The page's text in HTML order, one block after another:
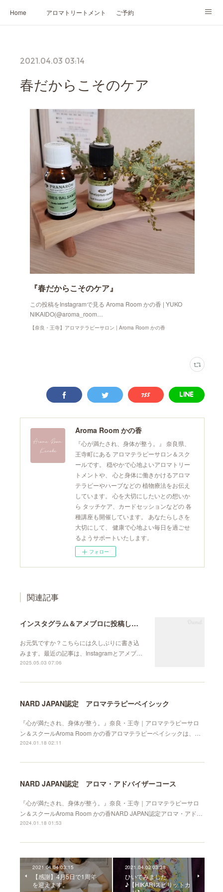
Home アロマトリートメント ご予約
プロフィール
2021.04.03 03:14
春だからこそのケア
『春だからこそのケア』
この投稿をInstagramで見る Aroma Room かの香 | YUKO
NIKAIDO(@aroma_room…
【奈良・王寺】アロマテラピーサロン | Aroma Room かの香
Aroma Room かの香
『心が満たされ、身体が整う。』 奈良県、
王寺町にある アロマテラピーサロン＆スク
ールです。 穏やかで心地よいアロマトリー
トメントや、 心と身体に働きかけるアロマ
テラピーやハーブなどの 植物療法をお伝え
しています。 心を大切にしたいとの想いか
ら タッチケア、カードセッションなどの 各
種講座も開催しています。 あなたらしさを
大切にして、 健康で心地よい毎日を過ごせ
るようサポートいたします。
フォロー
関連記事
インスタグラム＆アメブロに投稿しています
お元気ですか？こちらには久しぶりに書き込
みます。最近の記事は、Instagramとアメブ…
2025.05.03 07:06
NARD JAPAN認定 アロマテラピーベイシック
『心が満たされ、身体が整う。』奈良・王寺｜アロマテラピーサロ
ン＆スクールAroma Room かの香アロマテラピーベイシックは、…
2024.01.18 02:11
NARD JAPAN認定 アロマ・アドバイザーコース
『心が満たされ、身体が整う。』奈良・王寺｜アロマテラピーサロ
ン＆スクールAroma Room かの香NARD JAPAN認定アロマ・アド…
2024.01.18 01:53
2021.04.04 03:15
【感謝】4月5日で1周年
を迎えます。
2021.04.02 03:38
ひいてみました
♪【HIKARIスピリットカ